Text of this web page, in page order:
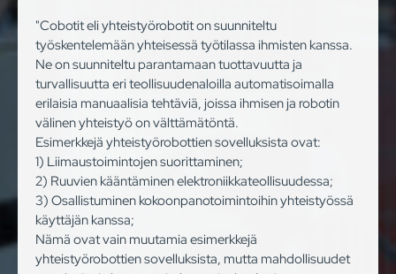
"Cobotit eli yhteistyörobotit on suunniteltu
työskentelemään yhteisessä työtilassa ihmisten kanssa.
Ne on suunniteltu parantamaan tuottavuutta ja
turvallisuutta eri teollisuudenaloilla automatisoimalla
erilaisia manuaalisia tehtäviä, joissa ihmisen ja robotin
välinen yhteistyö on välttämätöntä.
Esimerkkejä yhteistyörobottien sovelluksista ovat:
1) Liimaustoimintojen suorittaminen;
2) Ruuvien kääntäminen elektroniikkateollisuudessa;
3) Osallistuminen kokoonpanotoimintoihin yhteistyössä
käyttäjän kanssa;
Nämä ovat vain muutamia esimerkkejä
yhteistyörobottien sovelluksista, mutta mahdollisuudet